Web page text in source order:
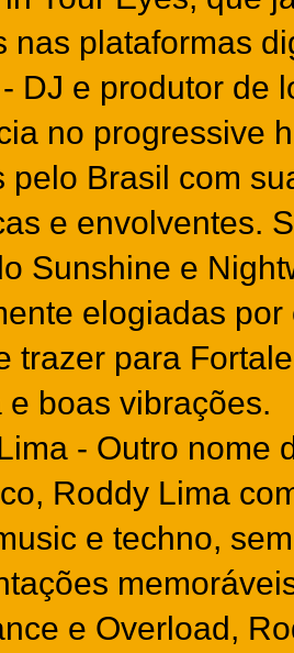
nas plataformas
DJ e produtor de
no progressive
pelo Brasil com
e envolventes.
Sunshine e
elogiadas
trazer para
e boas vibrações.
- Outro nome
Roddy Lima
e techno,
e Overload,